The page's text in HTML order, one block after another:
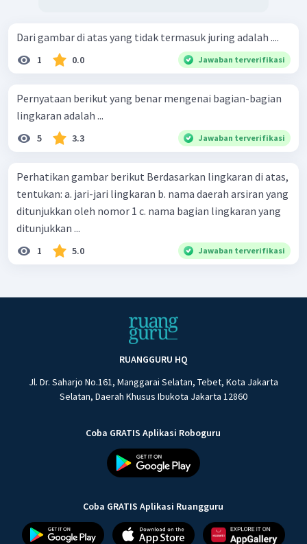
Dari gambar di atas yang tidak termasuk juring adalah ....
1 0.0 Jawaban terverifikasi
Pernyataan berikut yang benar mengenai bagian-bagian
lingkaran adalah ...
5 3.3 Jawaban terverifikasi
Perhatikan gambar berikut Berdasarkan lingkaran di atas,
tentukan: a. jari-jari lingkaran b. nama daerah arsiran yang
ditunjukkan oleh nomor 1 c. nama bagian lingkaran yang
ditunjukkan ...
1 5.0 Jawaban terverifikasi
RUANGGURU HQ
Jl. Dr. Saharjo No.161, Manggarai Selatan, Tebet, Kota Jakarta
Selatan, Daerah Khusus Ibukota Jakarta 12860
Coba GRATIS Aplikasi Roboguru
Coba GRATIS Aplikasi Ruangguru